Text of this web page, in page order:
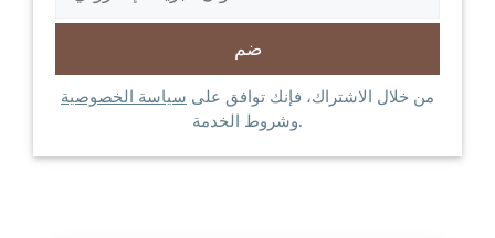
من خلال الاشتراك، فإنك توافق على سياسة الخصوصية
وشروط الخدمة.